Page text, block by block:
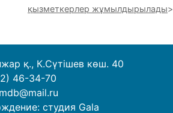
қызметкерлер жұмылдырылады
қ., К.Сүтішев көш. 40
46-34-70
студия Gala